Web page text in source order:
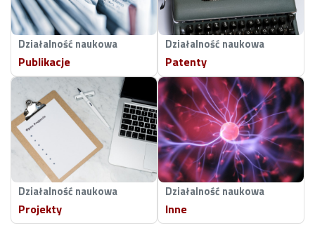
Działalność naukowa
Publikacje
Działalność naukowa
Patenty
Działalność naukowa
Projekty
Działalność naukowa
Inne